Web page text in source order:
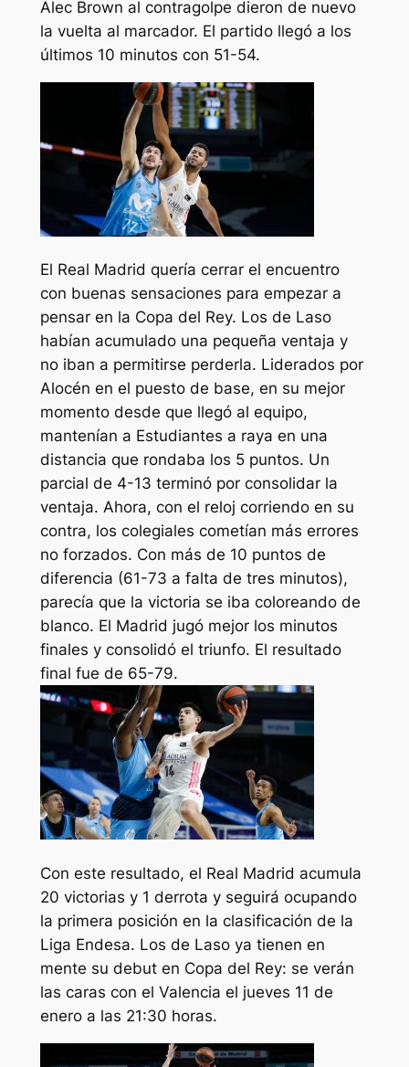
Alec Brown al contragolpe dieron de nuevo
la vuelta al marcador. El partido llegó a los
últimos 10 minutos con 51-54.
El Real Madrid quería cerrar el encuentro
con buenas sensaciones para empezar a
pensar en la Copa del Rey. Los de Laso
habían acumulado una pequeña ventaja y
no iban a permitirse perderla. Liderados por
Alocén en el puesto de base, en su mejor
momento desde que llegó al equipo,
mantenían a Estudiantes a raya en una
distancia que rondaba los 5 puntos. Un
parcial de 4-13 terminó por consolidar la
ventaja. Ahora, con el reloj corriendo en su
contra, los colegiales cometían más errores
no forzados. Con más de 10 puntos de
diferencia (61-73 a falta de tres minutos),
parecía que la victoria se iba coloreando de
blanco. El Madrid jugó mejor los minutos
finales y consolidó el triunfo. El resultado
final fue de 65-79.
Con este resultado, el Real Madrid acumula
20 victorias y 1 derrota y seguirá ocupando
la primera posición en la clasificación de la
Liga Endesa. Los de Laso ya tienen en
mente su debut en Copa del Rey: se verán
las caras con el Valencia el jueves 11 de
enero a las 21:30 horas.